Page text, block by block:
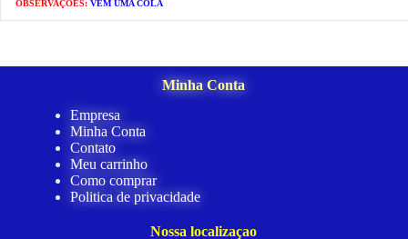
OBSERVAÇOES: VEM UMA COLA
Minha Conta
Empresa
Minha Conta
Contato
Meu carrinho
Como comprar
Politica de privacidade
Nossa localizaçao